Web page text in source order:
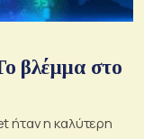
βλέμμα στο
ήταν η καλύτερη